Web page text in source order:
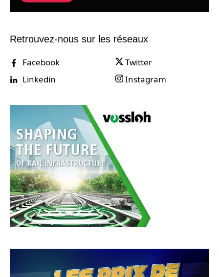
Retrouvez-nous sur les réseaux
Facebook
Twitter
Linkedin
Instagram